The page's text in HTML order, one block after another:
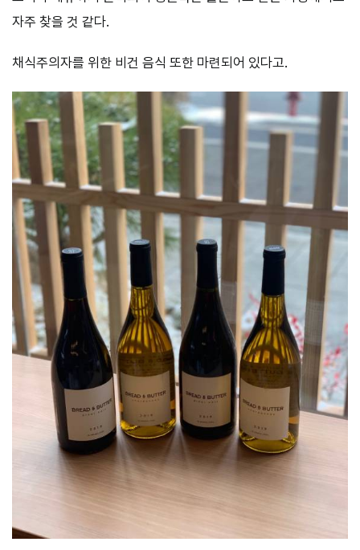
자주 찾을 것 같다.
채식주의자를 위한 비건 음식 또한 마련되어 있다고.